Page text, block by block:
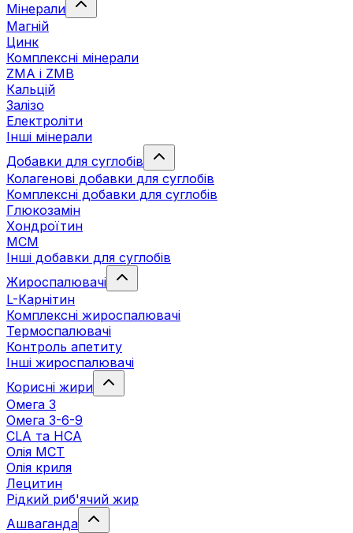
Мінерали
Магній
Цинк
Комплексні мінерали
ZMA і ZMB
Кальцій
Залізо
Електроліти
Інші мінерали
Добавки для суглобів
Колагенові добавки для суглобів
Комплексні добавки для суглобів
Глюкозамін
Хондроїтин
МСМ
Інші добавки для суглобів
Жироспалювачі
L-Карнітин
Комплексні жироспалювачі
Термоспалювачі
Контроль апетиту
Інші жироспалювачі
Корисні жири
Омега 3
Омега 3-6-9
CLA та HCA
Олія МСТ
Олія криля
Лецитин
Рідкий риб'ячий жир
Ашваганда